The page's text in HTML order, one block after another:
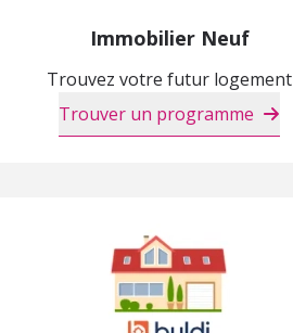
Immobilier Neuf
Trouvez votre futur logement
Trouver un programme